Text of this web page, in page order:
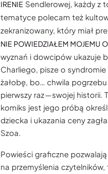
IRENIE Sendlerowej, każdy z
tematyce polecam też
zekranizowany, który miał
NIE POWIEDZIAŁEM MOJEMU
wyznań i dowcipów ukazuje
Charliego, pisze o
żałobę, bo… chwila
pierwszy raz — swojej historii.
komiks jest jego próbą
dziecka i ukazania ceny
Szoa.
Powieści graficzne
na przemyślenia czytelników,